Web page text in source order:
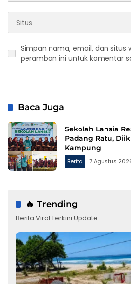
Simpan nama, email, dan situs
peramban ini untuk komentar
Baca Juga
Sekolah Lansia
Padang Ratu,
Kampung
Berita 7 Agustus
🔥 Trending
Berita Viral Terkini Update